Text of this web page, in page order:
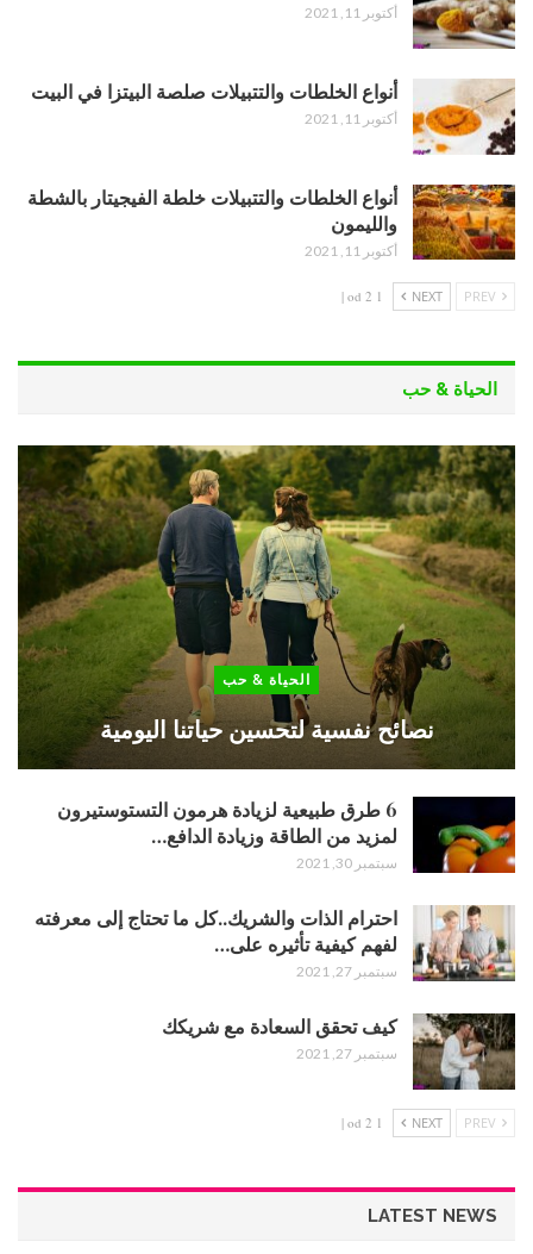
أكتوبر 11, 2021
أنواع الخلطات والتتبيلات صلصة البيتزا في البيت
أكتوبر 11, 2021
أنواع الخلطات والتتبيلات خلطة الفيجيتار بالشطة
والليمون
أكتوبر 11, 2021
NEXT
1 od 2 |
الحياة & حب
الحياة & حب
نصائح نفسية لتحسين حياتنا اليومية
6 طرق طبيعية لزيادة هرمون التستوستيرون
لمزيد من الطاقة وزيادة الدافع…
سبتمبر 30, 2021
احترام الذات والشريك..كل ما تحتاج إلى معرفته
لفهم كيفية تأثيره على…
سبتمبر 27, 2021
كيف تحقق السعادة مع شريكك
سبتمبر 27, 2021
NEXT
1 od 2 |
LATEST NEWS